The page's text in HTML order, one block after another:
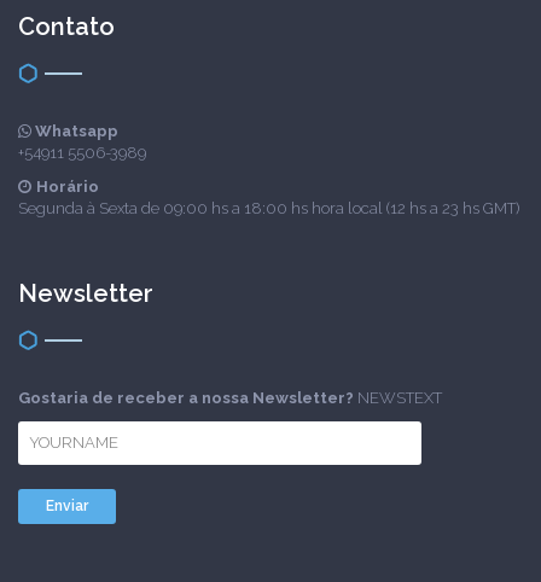
Contato
Whatsapp
+54911 5506-3989
Horário
Segunda à Sexta de 09:00 hs a 18:00 hs hora local (12 hs a 23 hs GMT)
Newsletter
Gostaria de receber a nossa Newsletter? NEWSTEXT